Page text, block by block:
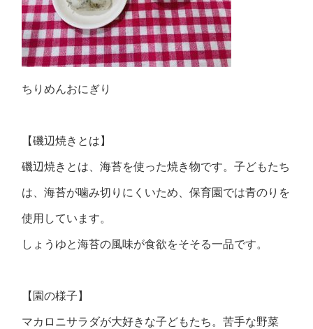
ちりめんおにぎり
【磯辺焼きとは】
磯辺焼きとは、海苔を使った焼き物です。子どもたち
は、海苔が噛み切りにくいため、保育園では青のりを
使用しています。
しょうゆと海苔の風味が食欲をそそる一品です。
【園の様子】
マカロニサラダが大好きな子どもたち。苦手な野菜